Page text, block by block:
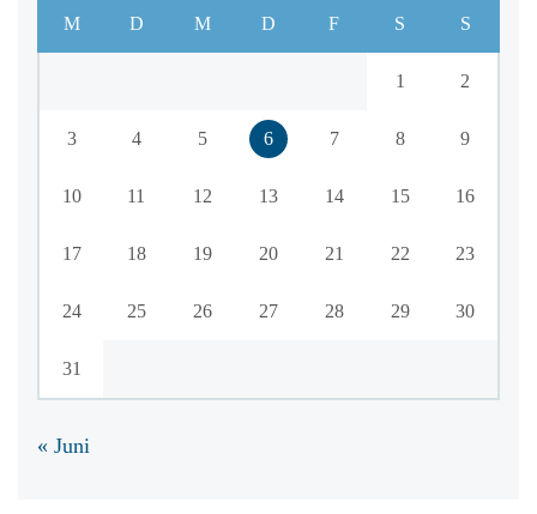
M D M D F S S
1 2
3 4 5 6 7 8 9
10 11 12 13 14 15 16
17 18 19 20 21 22 23
24 25 26 27 28 29 30
31
« Juni